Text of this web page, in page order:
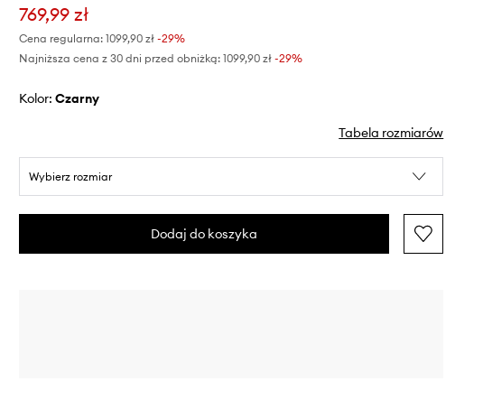
769,99 zł
Cena regularna: 1099,90 zł-29%
Najniższa cena z 30 dni przed obniżką: 1099,90 zł -29%
Kolor: czarny
Tabela rozmiarów
Wybierz rozmiar
Dodaj do koszyka